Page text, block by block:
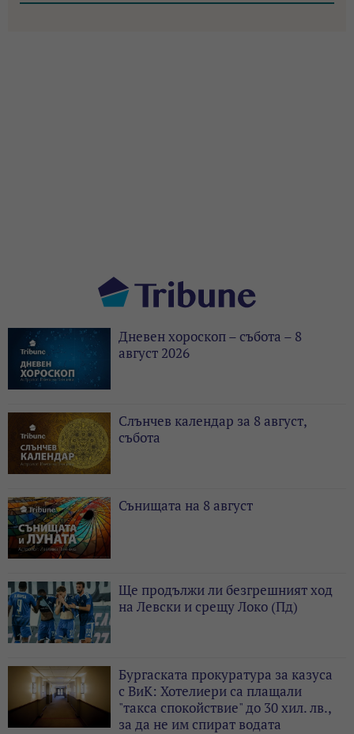
Дневен хороскоп – събота – 8
август 2026
Слънчев календар за 8 август,
събота
Сънищата на 8 август
Ще продължи ли безгрешният ход
на Левски и срещу Локо (Пд)
Бургаската прокуратура за казуса
с ВиК: Хотелиери са плащали
"такса спокойствие" до 30 хил. лв.,
за да не им спират водата